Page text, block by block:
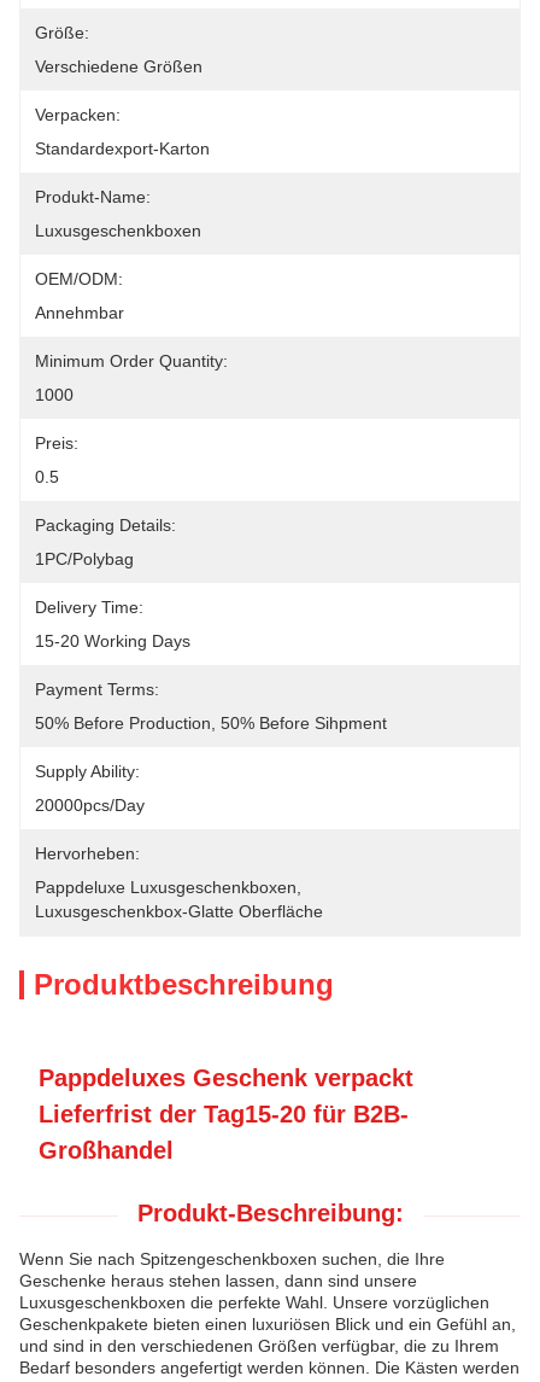
Größe:
Verschiedene Größen
Verpacken:
Standardexport-Karton
Produkt-Name:
Luxusgeschenkboxen
OEM/ODM:
Annehmbar
Minimum Order Quantity:
1000
Preis:
0.5
Packaging Details:
1PC/polybag
Delivery Time:
15-20 Working Days
Payment Terms:
50% Before Production, 50% Before Sihpment
Supply Ability:
20000pcs/Day
Hervorheben:
Pappdeluxe Luxusgeschenkboxen
Luxusgeschenkbox-Glatte Oberfläche
Produktbeschreibung
Pappdeluxes Geschenk verpackt
Lieferfrist der Tag15-20 für B2B-
Großhandel
Produkt-Beschreibung:
Wenn Sie nach Spitzengeschenkboxen suchen, die Ihre
Geschenke heraus stehen lassen, dann sind unsere
Luxusgeschenkboxen die perfekte Wahl. Unsere vorzüglichen
Geschenkpakete bieten einen luxuriösen Blick und ein Gefühl an,
und sind in den verschiedenen Größen verfügbar, die zu Ihrem
Bedarf besonders angefertigt werden können. Die Kästen werden